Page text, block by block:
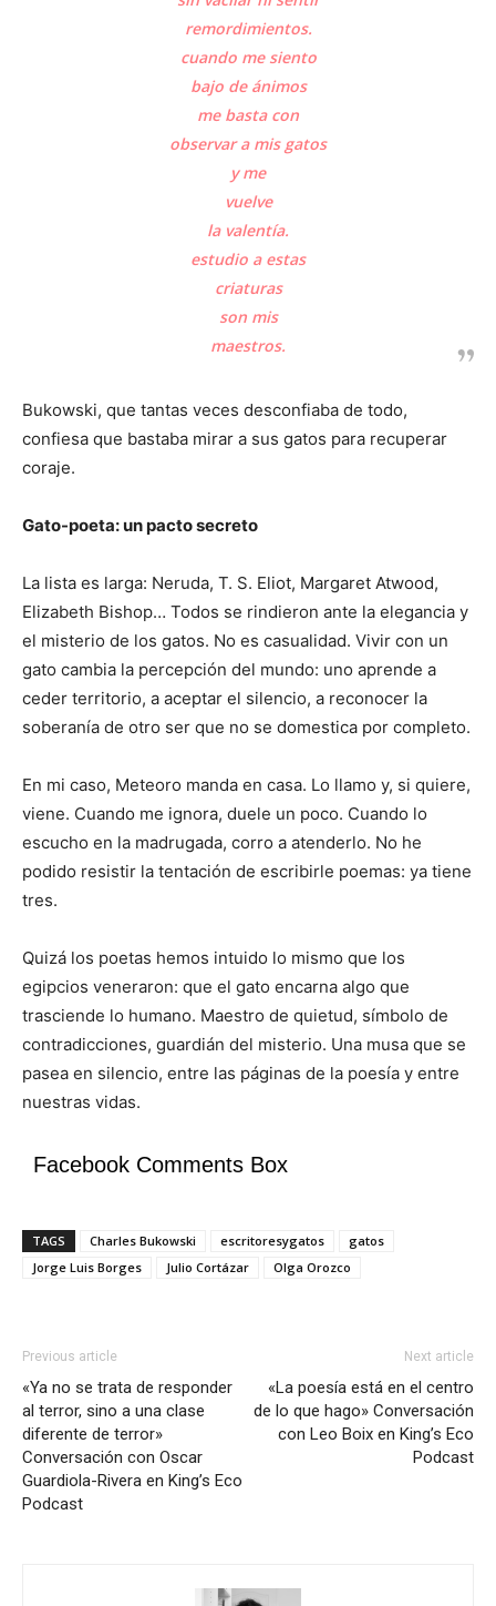
remordimientos.
cuando me siento
bajo de ánimos
me basta con
observar a mis gatos
y me
vuelve
la valentía.
estudio a estas
criaturas
son mis
maestros.
Bukowski, que tantas veces desconfiaba de todo,
confiesa que bastaba mirar a sus gatos para recuperar
coraje.
Gato-poeta: un pacto secreto
La lista es larga: Neruda, T. S. Eliot, Margaret Atwood,
Elizabeth Bishop… Todos se rindieron ante la elegancia y
el misterio de los gatos. No es casualidad. Vivir con un
gato cambia la percepción del mundo: uno aprende a
ceder territorio, a aceptar el silencio, a reconocer la
soberanía de otro ser que no se domestica por completo.
En mi caso, Meteoro manda en casa. Lo llamo y, si quiere,
viene. Cuando me ignora, duele un poco. Cuando lo
escucho en la madrugada, corro a atenderlo. No he
podido resistir la tentación de escribirle poemas: ya tiene
tres.
Quizá los poetas hemos intuido lo mismo que los
egipcios veneraron: que el gato encarna algo que
trasciende lo humano. Maestro de quietud, símbolo de
contradicciones, guardián del misterio. Una musa que se
pasea en silencio, entre las páginas de la poesía y entre
nuestras vidas.
Facebook Comments Box
TAGS Charles Bukowski escritoresygatos
gatos
Jorge Luis Borges
Julio Cortázar Olga Orozco
Previous article
«Ya no se trata de responder
al terror, sino a una clase
diferente de terror»
Conversación con Oscar
Guardiola-Rivera en King’s Eco
Podcast
Next article
«La poesía está en el centro
de lo que hago» Conversación
con Leo Boix en King’s Eco
Podcast